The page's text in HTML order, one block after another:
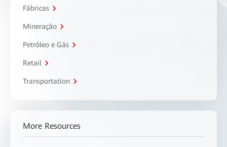
Fábricas
Mineração
Petróleo e Gás
Retail
Transportation
More Resources